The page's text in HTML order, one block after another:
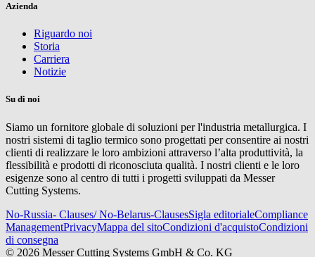
Azienda
Riguardo noi
Storia
Carriera
Notizie
Su di noi
Siamo un fornitore globale di soluzioni per l'industria metallurgica. I
nostri sistemi di taglio termico sono progettati per consentire ai nostri
clienti di realizzare le loro ambizioni attraverso l’alta produttività, la
flessibilità e prodotti di riconosciuta qualità. I nostri clienti e le loro
esigenze sono al centro di tutti i progetti sviluppati da Messer
Cutting Systems.
No-Russia- Clauses/ No-Belarus-ClausesSigla editorialeCompliance
ManagementPrivacyMappa del sitoCondizioni d'acquistoCondizioni
di consegna
© 2026 Messer Cutting Systems GmbH & Co. KG